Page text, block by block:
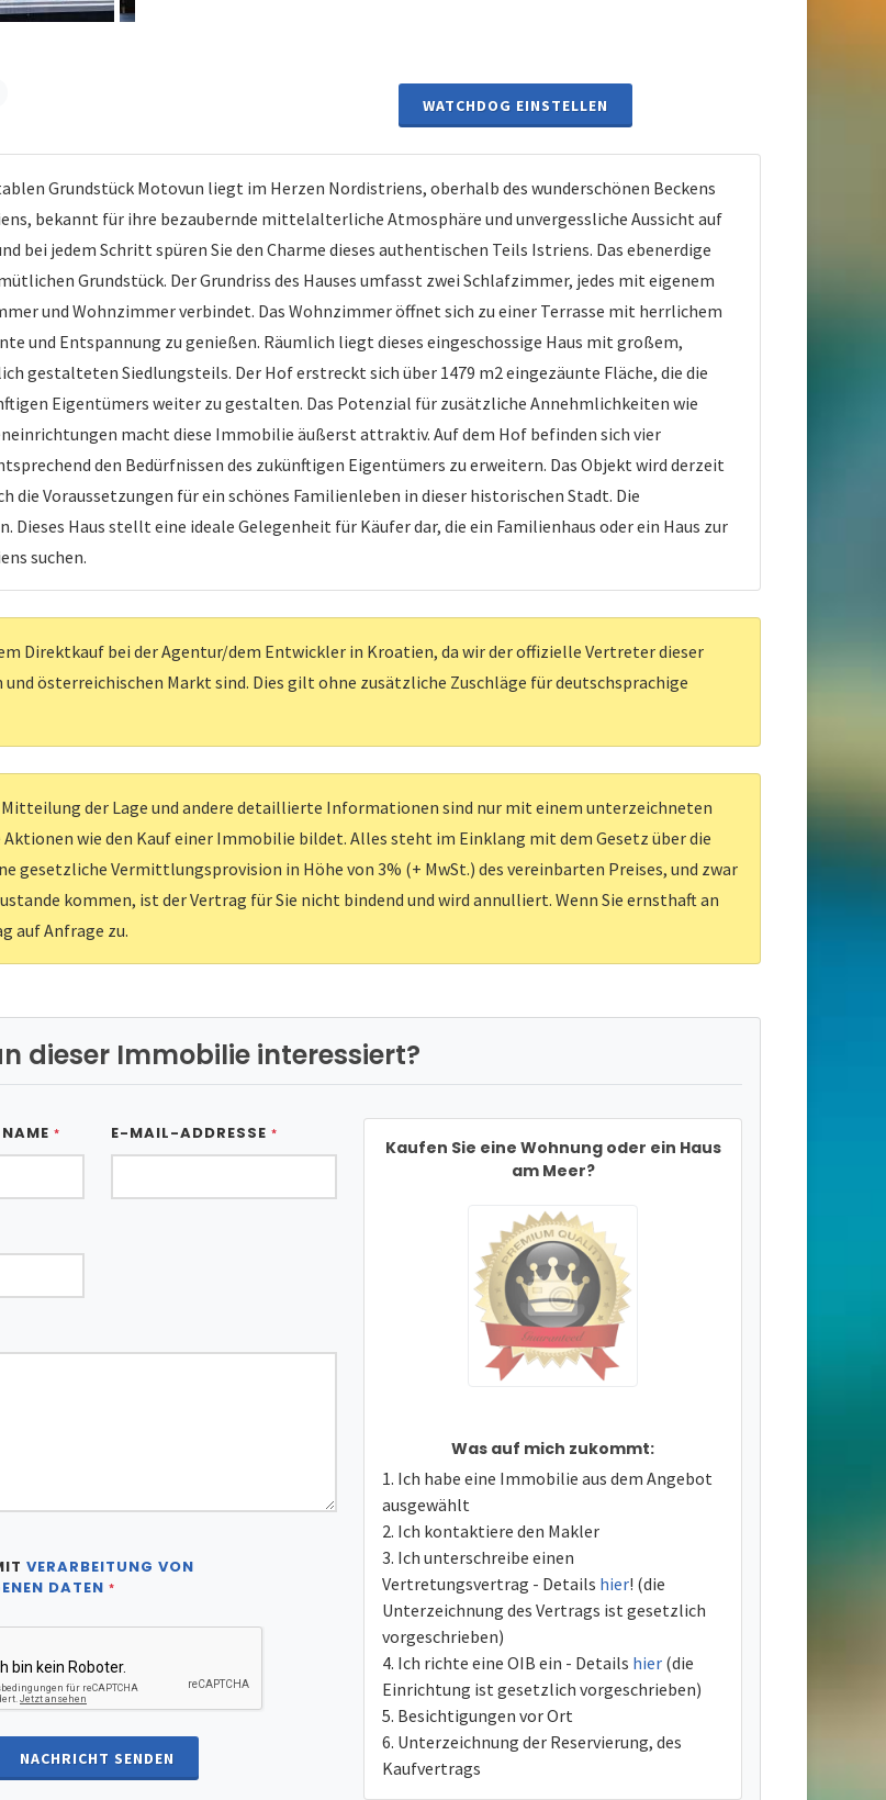
WATCHDOG EINSTELLEN
Grundstück Motovun liegt im Herzen Nordistriens, oberhalb des wunderschönen Beckens
bekannt für ihre bezaubernde mittelalterliche Atmosphäre und unvergessliche Aussicht auf
bei jedem Schritt spüren Sie den Charme dieses authentischen Teils Istriens. Das ebenerdige
Grundstück. Der Grundriss des Hauses umfasst zwei Schlafzimmer, jedes mit eigenem
und Wohnzimmer verbindet. Das Wohnzimmer öffnet sich zu einer Terrasse mit herrlichem
und Entspannung zu genießen. Räumlich liegt dieses eingeschossige Haus mit großem,
gestalteten Siedlungsteils. Der Hof erstreckt sich über 1479 m2 eingezäunte Fläche, die die
Eigentümers weiter zu gestalten. Das Potenzial für zusätzliche Annehmlichkeiten wie
macht diese Immobilie äußerst attraktiv. Auf dem Hof ​​befinden sich vier
den Bedürfnissen des zukünftigen Eigentümers zu erweitern. Das Objekt wird derzeit
Voraussetzungen für ein schönes Familienleben in dieser historischen Stadt. Die
Haus stellt eine ideale Gelegenheit für Käufer dar, die ein Familienhaus oder ein Haus zur
suchen.
Direktkauf bei der Agentur/dem Entwickler in Kroatien, da wir der offizielle Vertreter dieser
österreichischen Markt sind. Dies gilt ohne zusätzliche Zuschläge für deutschsprachige
der Lage und andere detaillierte Informationen sind nur mit einem unterzeichneten
wie den Kauf einer Immobilie bildet. Alles steht im Einklang mit dem Gesetz über die
Vermittlungsprovision in Höhe von 3% (+ MwSt.) des vereinbarten Preises, und zwar
kommen, ist der Vertrag für Sie nicht bindend und wird annulliert. Wenn Sie ernsthaft an
auf Anfrage zu.
dieser Immobilie interessiert?
* E-MAIL-ADDRESSE *
VERARBEITUNG VON
DATEN *
NACHRICHT SENDEN
Kaufen Sie eine Wohnung oder ein Haus
am Meer?
Was auf mich zukommt:
Ich habe eine Immobilie aus dem Angebot
ausgewählt
Ich kontaktiere den Makler
Ich unterschreibe einen
Vertretungsvertrag - Details hier! (die
Unterzeichnung des Vertrags ist gesetzlich
vorgeschrieben)
Ich richte eine OIB ein - Details hier (die
Einrichtung ist gesetzlich vorgeschrieben)
Besichtigungen vor Ort
Unterzeichnung der Reservierung, des
Kaufvertrags